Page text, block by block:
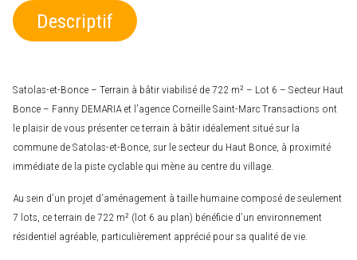
Descriptif
Satolas-et-Bonce – Terrain à bâtir viabilisé de 722 m² – Lot 6 – Secteur Haut
Bonce – Fanny DEMARIA et l’agence Corneille Saint-Marc Transactions ont
le plaisir de vous présenter ce terrain à bâtir idéalement situé sur la
commune de Satolas-et-Bonce, sur le secteur du Haut Bonce, à proximité
immédiate de la piste cyclable qui mène au centre du village.
Au sein d’un projet d’aménagement à taille humaine composé de seulement
7 lots, ce terrain de 722 m² (lot 6 au plan) bénéficie d’un environnement
résidentiel agréable, particulièrement apprécié pour sa qualité de vie.